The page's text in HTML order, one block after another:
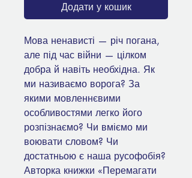
Додати у кошик
Мова ненависті — річ погана,
але під час війни — цілком
добра й навіть необхідна. Як
ми називаємо ворога? За
якими мовленнєвими
особливостями легко його
розпізнаємо? Чи вміємо ми
воювати словом? Чи
достатньою є наша русофобія?
Авторка книжки «Перемагати